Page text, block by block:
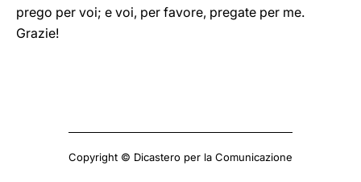
prego per voi; e voi, per favore, pregate per me.
Grazie!
Copyright © Dicastero per la Comunicazione